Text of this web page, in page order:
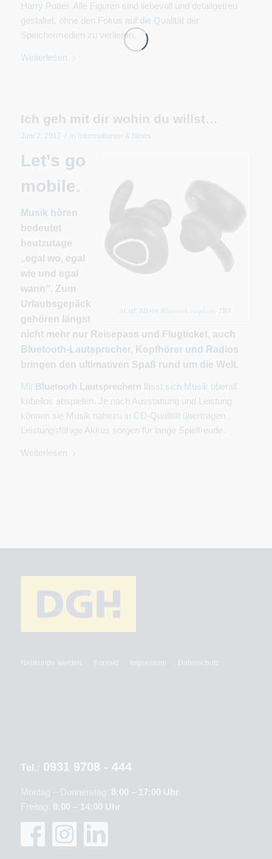
Harry Potter. Alle Figuren sind liebevoll und detailgetreu
gestaltet, ohne den Fokus auf die Qualität der
Speichermedien zu verlieren.
Weiterlesen
Ich geh mit dir wohin du willst…
Juni 2, 2017 / in Informationen & News
ACME BH406 Bluetooth earphone TWS
Let’s go
mobile.
Musik hören
bedeutet
heutzutage
„egal wo, egal
wie und egal
wann“. Zum
Urlaubsgepäck
gehören längst
nicht mehr nur Reisepass und Flugticket, auch
Bluetooth-Lautsprecher, Kopfhörer und Radios
bringen den ultimativen Spaß rund um die Welt.
Mit Bluetooth Lautsprechern lässt sich Musik überall
kabellos abspielen. Je nach Ausstattung und Leistung
können sie Musik nahezu in CD-Qualität übertragen.
Leistungsfähige Akkus sorgen für lange Spielfreude.
Weiterlesen
Neukunde werden Kontakt Impressum Datenschutz
Tel.: 0931 9708 - 444
Montag – Donnerstag: 8:00 – 17:00 Uhr
Freitag: 8:00 – 14:00 Uhr